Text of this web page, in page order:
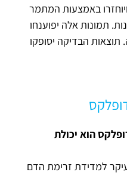
באמצעות המתמר
תמונות אלה יפוענחו
תוצאות הבדיקה יסופקו
הוא יכולת
למדידת זרימת הדם